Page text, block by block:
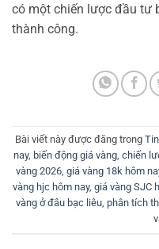
có một chiến lược đầu tư
thành công.
Bài viết này được đăng trong
nay, biến động giá vàng, chiến
vàng 2026, giá vàng 18k hôm
vàng hjc hôm nay, giá vàng SJC
vàng ở đâu bạc liêu, phân tích